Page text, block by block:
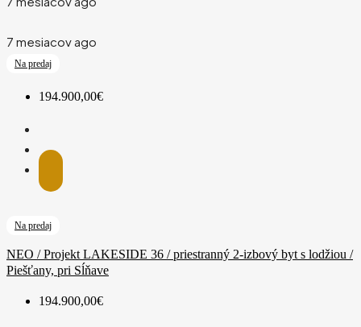
7 mesiacov ago
Na predaj
194.900,00€
Na predaj
NEO / Projekt LAKESIDE 36 / priestranný 2-izbový byt s lodžiou /
Piešťany, pri Sĺňave
194.900,00€